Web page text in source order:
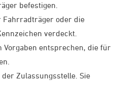
befestigen.
Fahrradträger oder die
verdeckt.
Vorgaben entsprechen, die für
der Zulassungsstelle. Sie